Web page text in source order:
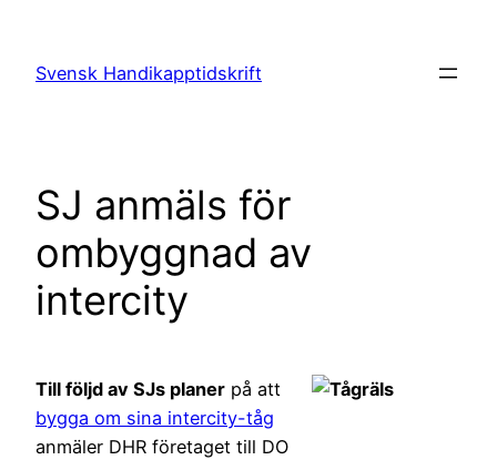
innehåll
Svensk Handikapptidskrift
SJ anmäls för
ombyggnad av
intercity
Till följd av SJs planer på att
bygga om sina intercity-tåg
anmäler DHR företaget till DO